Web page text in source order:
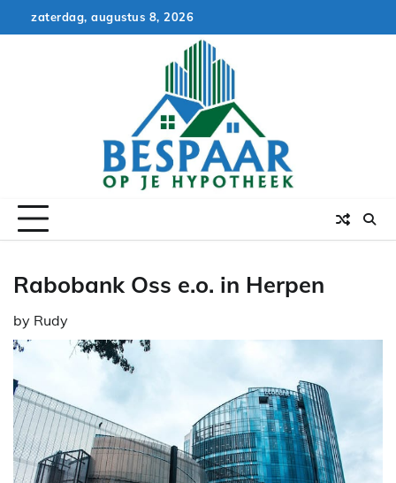
to
zaterdag, augustus 8, 2026
Rabobank Oss e.o. in Herpen
by Rudy